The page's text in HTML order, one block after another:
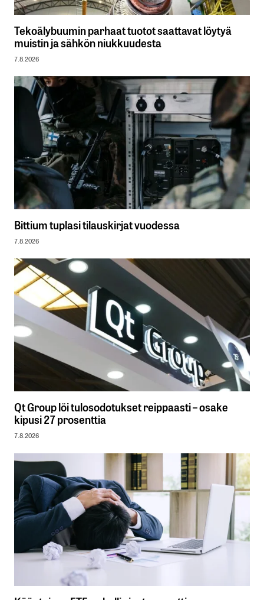
Tekoälybuumin parhaat tuotot saattavat löytyä
muistin ja sähkön niukkuudesta
7.8.2026
Bittium tuplasi tilauskirjat vuodessa
7.8.2026
Qt Group löi tulosodotukset reippaasti – osake
kipusi 27 prosenttia
7.8.2026